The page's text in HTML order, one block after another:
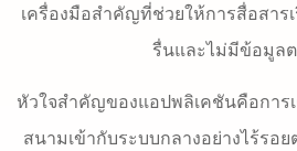
เครื่องมือสำคัญที่ช่วยให้การสื่อสารเ
รื่นและไม่มีข้อมูล
หัวใจสำคัญของแอปพลิเคชันคือการ
สนามเข้ากับระบบกลางอย่างไร้รอ